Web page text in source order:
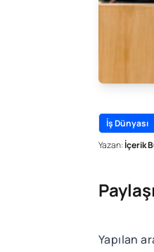
İş Dünyası
Yazan:İçerik
Yapılan